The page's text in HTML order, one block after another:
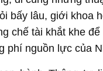
bấy lâu, giới khoa
chế tài khắt khe để
phí nguồn lực của